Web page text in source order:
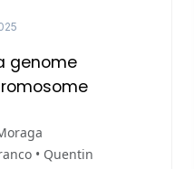
genome
• Quentin